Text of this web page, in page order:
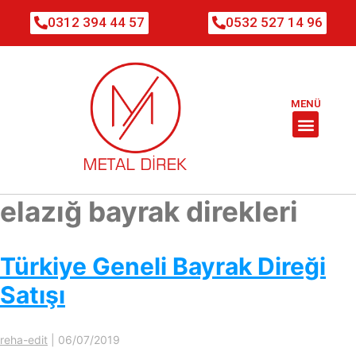
0312 394 44 57 0532 527 14 96
MENÜ
elazığ bayrak direkleri
Türkiye Geneli Bayrak Direği
Satışı
reha-edit 06/07/2019